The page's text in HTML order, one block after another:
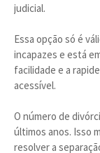
judicial.
Essa opção só é
incapazes e está
facilidade e a
acessível.
O número de
últimos anos. Isso
resolver a